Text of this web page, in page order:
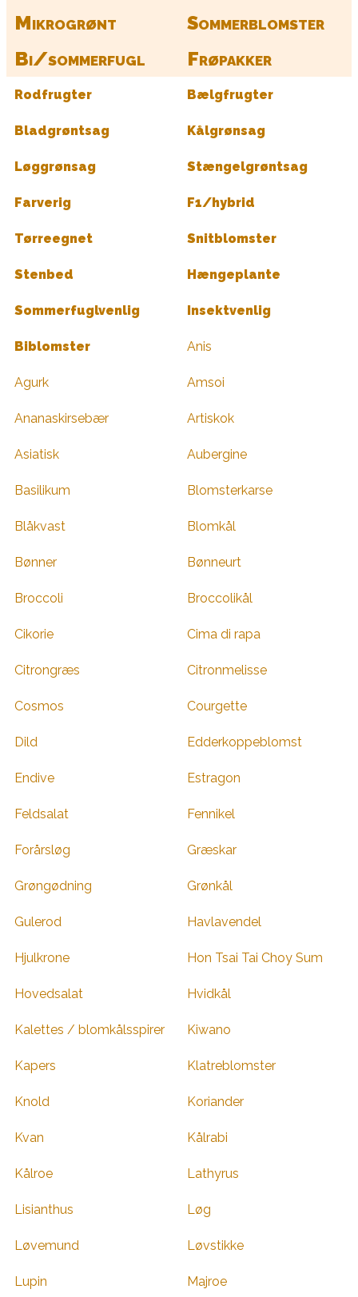
Mikrogrønt
Sommerblomster
Bi/sommerfugl
Frøpakker
Rodfrugter Bælgfrugter
Bladgrøntsag Kålgrønsag
Løggrønsag Stængelgrøntsag
Farverig F1/hybrid
Tørreegnet Snitblomster
Stenbed Hængeplante
Sommerfuglvenlig Insektvenlig
Biblomster Anis
Agurk Amsoi
Ananaskirsebær Artiskok
Asiatisk Aubergine
Basilikum Blomsterkarse
Blåkvast Blomkål
Bønner Bønneurt
Broccoli Broccolikål
Cikorie Cima di rapa
Citrongræs Citronmelisse
Cosmos Courgette
Dild Edderkoppeblomst
Endive Estragon
Feldsalat Fennikel
Forårsløg Græskar
Grøngødning Grønkål
Gulerod Havlavendel
Hjulkrone Hon Tsai Tai Choy Sum
Hovedsalat Hvidkål
Kalettes / blomkålsspirer Kiwano
Kapers Klatreblomster
Knold Koriander
Kvan Kålrabi
Kålroe Lathyrus
Lisianthus Løg
Løvemund Løvstikke
Lupin Majroe